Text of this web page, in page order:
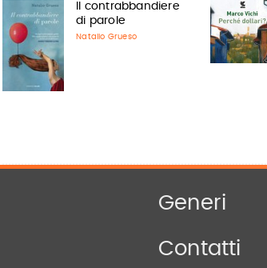
Il contrabbandiere
di parole
Natalio Grueso
Generi
Contatti